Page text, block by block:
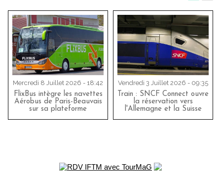
Mercredi 8 Juillet 2026 - 18:42
FlixBus intègre les navettes
Aérobus de Paris-Beauvais
sur sa plateforme
Vendredi 3 Juillet 2026 - 09:35
Train : SNCF Connect ouvre
la réservation vers
l'Allemagne et la Suisse